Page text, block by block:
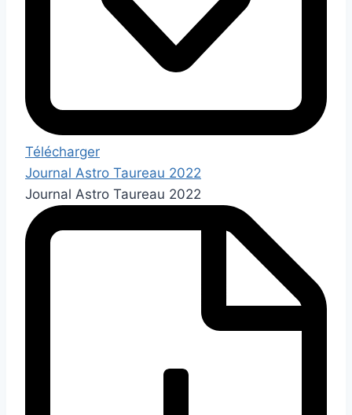
Télécharger
Journal Astro Taureau 2022
Journal Astro Taureau 2022